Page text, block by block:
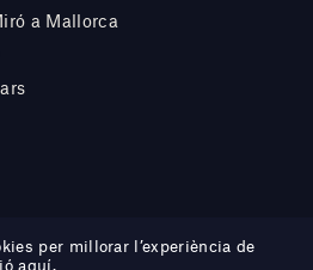
a Mallorca
per millorar l’experiència de
aquí.